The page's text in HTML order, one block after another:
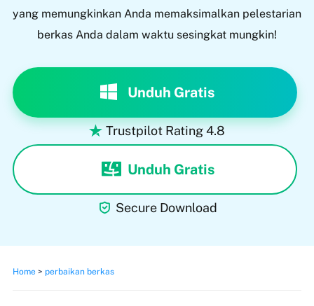
yang memungkinkan Anda memaksimalkan pelestarian
berkas Anda dalam waktu sesingkat mungkin!
Unduh Gratis
 Trustpilot Rating 4.8
Unduh Gratis
 Secure Download
Home> perbaikan berkas